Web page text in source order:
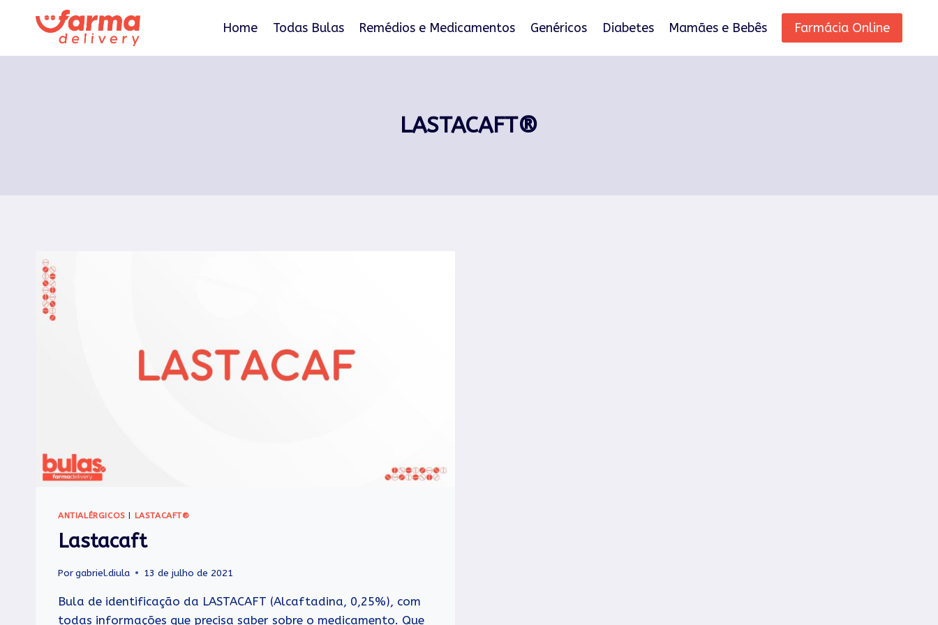
Home Todas Bulas Remédios e Medicamentos Genéricos Diabetes Mamães e Bebês Farmácia Online
LASTACAFT®
ANTIALÉRGICOS LASTACAFT®
Lastacaft
Porgabriel.diula 13 de julho de 2021
Bula de identificação da LASTACAFT (Alcaftadina, 0,25%), com
todas informações que precisa saber sobre o medicamento. Que